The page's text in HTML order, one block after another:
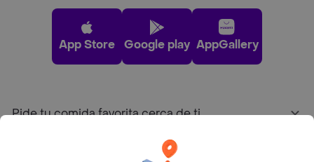
App Store Google play AppGallery
Pide tu comida favorita cerca de ti